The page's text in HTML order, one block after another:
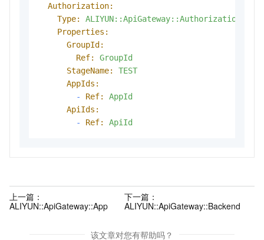
Authorization:
Type:
ALIYUN::ApiGateway::Authorization
Properties:
GroupId:
Ref:
GroupId
StageName:
TEST
AppIds:
-
Ref:
AppId
ApiIds:
-
Ref: ApiId
上一篇：
ALIYUN::ApiGateway::App
下一篇：
ALIYUN::ApiGateway::Backend
该文章对您有帮助吗？